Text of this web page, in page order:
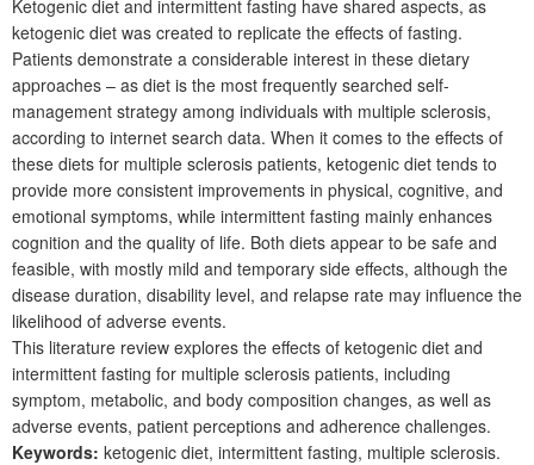
Ketogenic diet and intermittent fasting have shared aspects, as
ketogenic diet was created to replicate the effects of fasting.
Patients demonstrate a considerable interest in these dietary
approaches – as diet is the most frequently searched self-
management strategy among individuals with multiple sclerosis,
according to internet search data. When it comes to the effects of
these diets for multiple sclerosis patients, ketogenic diet tends to
provide more consistent improvements in physical, cognitive, and
emotional symptoms, while intermittent fasting mainly enhances
cognition and the quality of life. Both diets appear to be safe and
feasible, with mostly mild and temporary side effects, although the
disease duration, disability level, and relapse rate may influence the
likelihood of adverse events.
This literature review explores the effects of ketogenic diet and
intermittent fasting for multiple sclerosis patients, including
symptom, metabolic, and body composition changes, as well as
adverse events, patient perceptions and adherence challenges.
Keywords: ketogenic diet, intermittent fasting, multiple sclerosis.